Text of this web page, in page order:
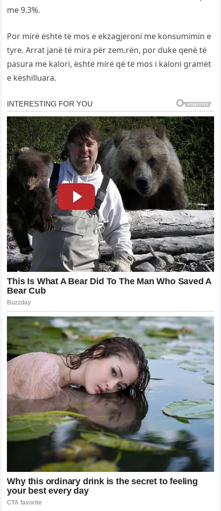
me 9.3%.
Por mirë është të mos e ekzagjeroni me konsumimin e
tyre. Arrat janë të mira për zem.rën, por duke qenë të
pasura me kalori, është mirë që të mos i kaloni gramët
e këshilluara.